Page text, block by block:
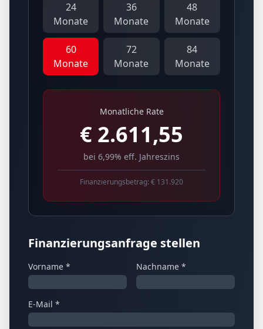
24
Monate
36
Monate
48
Monate
60
Monate
72
Monate
84
Monate
Monatliche Rate
€ 2.611,55
bei 6,99% eff. Jahreszins
Finanzierungsbetrag: € 131.920
Finanzierungsanfrage stellen
Vorname * Nachname *
E-Mail *